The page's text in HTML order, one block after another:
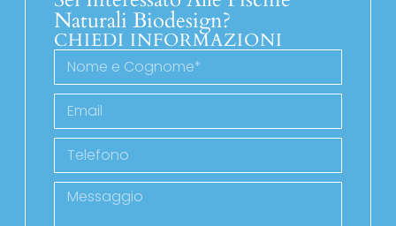
Naturali Biodesign?
CHIEDI INFORMAZIONI